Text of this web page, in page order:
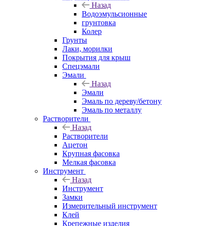
Назад
Водоэмульсионные
грунтовка
Колер
Грунты
Лаки, морилки
Покрытия для крыш
Спецэмали
Эмали
Назад
Эмали
Эмаль по дереву/бетону
Эмаль по металлу
Растворители
Назад
Растворители
Ацетон
Крупная фасовка
Мелкая фасовка
Инструмент
Назад
Инструмент
Замки
Измерительный инструмент
Клей
Крепежные изделия